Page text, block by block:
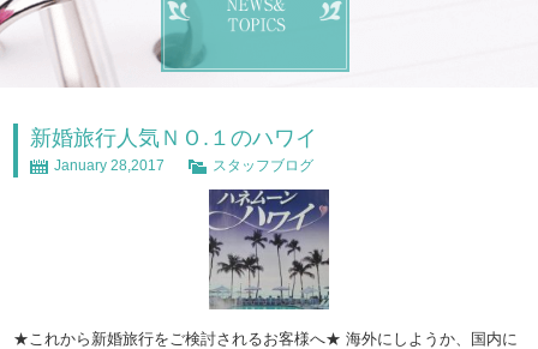
新婚旅行人気ＮＯ.１のハワイ
January 28,2017 スタッフブログ
★これから新婚旅行をご検討されるお客様へ★ 海外にしようか、国内に